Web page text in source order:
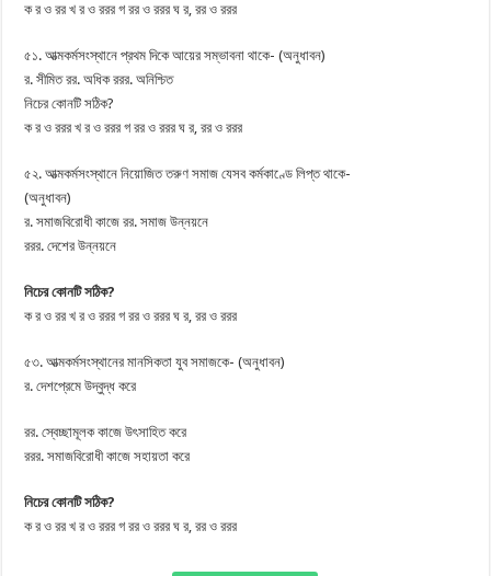
ক র ও রর খ র ও ররর গ রর ও ররর ঘ র, রর ও ররর
৫১. আত্মকর্মসংস্থানে প্রথম দিকে আয়ের সম্ভাবনা থাকে- (অনুধাবন)
র. সীমিত রর. অধিক ররর. অনিশ্চিত
নিচের কোনটি সঠিক?
ক র ও ররর খ র ও ররর গ রর ও ররর ঘ র, রর ও ররর
৫২. আত্মকর্মসংস্থানে নিয়োজিত তরুণ সমাজ যেসব কর্মকাণ্ডে লিপ্ত থাকে-
(অনুধাবন)
র. সমাজবিরোধী কাজে রর. সমাজ উন্নয়নে
ররর. দেশের উন্নয়নে
নিচের কোনটি সঠিক?
ক র ও রর খ র ও ররর গ রর ও ররর ঘ র, রর ও ররর
৫৩. আত্মকর্মসংস্থানের মানসিকতা যুব সমাজকে- (অনুধাবন)
র. দেশপ্রেমে উদ্বুদ্ধ করে
রর. স্বেচ্ছামূলক কাজে উৎসাহিত করে
ররর. সমাজবিরোধী কাজে সহায়তা করে
নিচের কোনটি সঠিক?
ক র ও রর খ র ও ররর গ রর ও ররর ঘ র, রর ও ররর